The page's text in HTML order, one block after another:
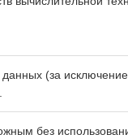
(за
без